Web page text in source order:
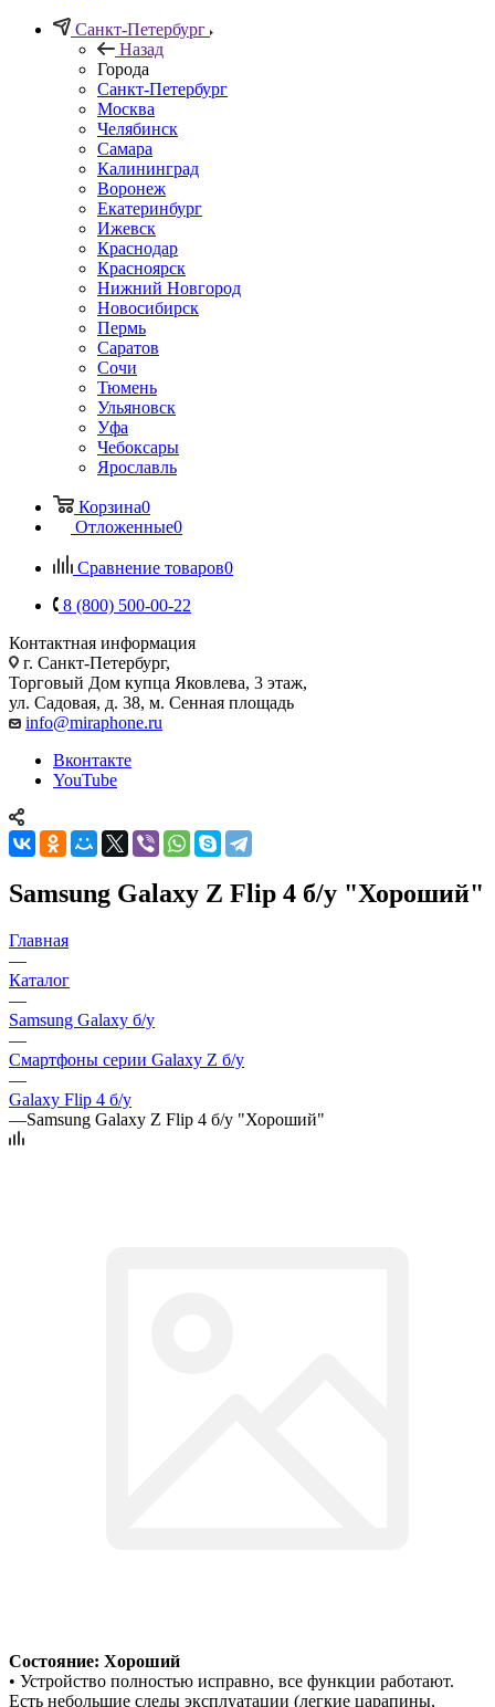
Санкт-Петербург
Назад
Города
Санкт-Петербург
Москва
Челябинск
Самара
Калининград
Воронеж
Екатеринбург
Ижевск
Краснодар
Красноярск
Нижний Новгород
Новосибирск
Пермь
Саратов
Сочи
Тюмень
Ульяновск
Уфа
Чебоксары
Ярославль
Корзина0
Отложенные0
Сравнение товаров0
8 (800) 500-00-22
Контактная информация
г. Санкт-Петербург,
Торговый Дом купца Яковлева, 3 этаж,
ул. Садовая, д. 38, м. Сенная площадь
info@miraphone.ru
Вконтакте
YouTube
Samsung Galaxy Z Flip 4 б/у "Хороший"
Главная
—
Каталог
—
Samsung Galaxy б/у
—
Смартфоны серии Galaxy Z б/у
—
Galaxy Flip 4 б/у
—Samsung Galaxy Z Flip 4 б/у "Хороший"
Состояние: Хороший
• Устройство полностью исправно, все функции работают.
Есть небольшие следы эксплуатации (легкие царапины,